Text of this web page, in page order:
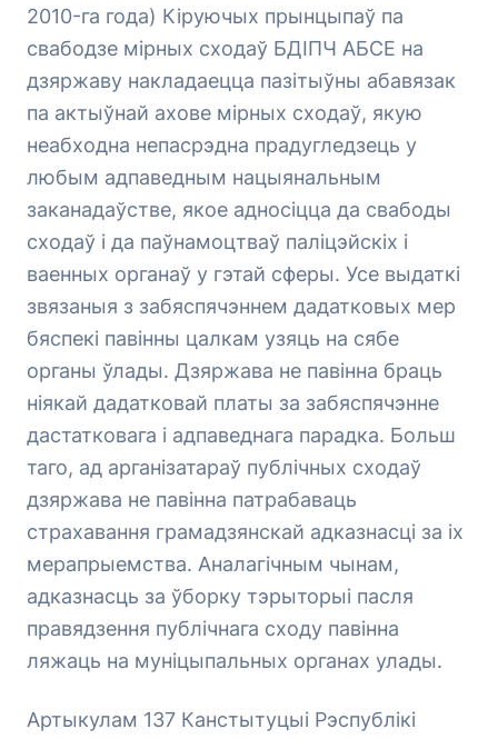
2010-га года) Кіруючых прынцыпаў па
свабодзе мірных сходаў БДІПЧ АБСЕ на
дзяржаву накладаецца пазітыўны абавязак
па актыўнай ахове мірных сходаў, якую
неабходна непасрэдна прадугледзець у
любым адпаведным нацыянальным
заканадаўстве, якое адносіцца да свабоды
сходаў і да паўнамоцтваў паліцэйскіх і
ваенных органаў у гэтай сферы. Усе выдаткі
звязаныя з забяспячэннем дадатковых мер
бяспекі павінны цалкам узяць на сябе
органы ўлады. Дзяржава не павінна браць
ніякай дадатковай платы за забяспячэнне
дастатковага і адпаведнага парадка. Больш
таго, ад арганізатараў публічных сходаў
дзяржава не павінна патрабаваць
страхавання грамадзянскай адказнасці за іх
мерапрыемства. Аналагічным чынам,
адказнасць за ўборку тэрыторыі пасля
правядзення публічнага сходу павінна
ляжаць на муніцыпальных органах улады.
Артыкулам 137 Канстытуцыі Рэспублікі